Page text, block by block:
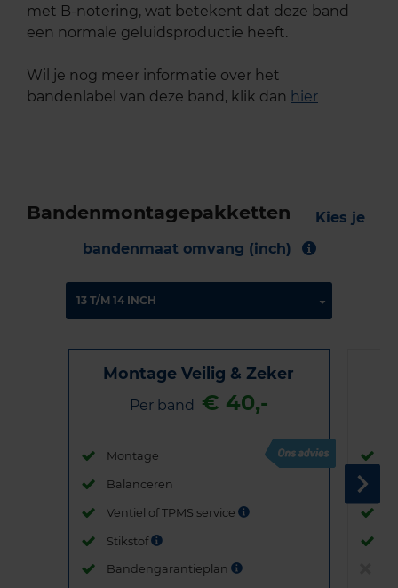
met B-notering, wat betekent dat deze band
een normale geluidsproductie heeft.
Wil je nog meer informatie over het
bandenlabel van deze band, klik dan hier
Bandenmontagepakketten
Kies je
bandenmaat omvang (inch)
Montage Veilig & Zeker
Per band € 40,-
Montage
Balanceren
Ventiel of TPMS service
Stikstof
Bandengarantieplan